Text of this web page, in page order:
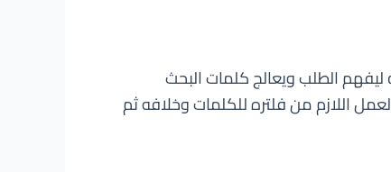
عند البحث عن شئ معين يتفاعل المستخدم مع view ويكتب كلمة البحث وعند ضغط زر بحث يأتى دور controller ليفهم الطلب ويعالج كلمات البحث
ويرسلها اخيرًا الى model الذى يقوم بدوره بالبحث عن الكلمة داخل قاعدة البيانات واعادة النتائج الى controller لعمل اللازم من فلتره للكلمات وخلافه ثم